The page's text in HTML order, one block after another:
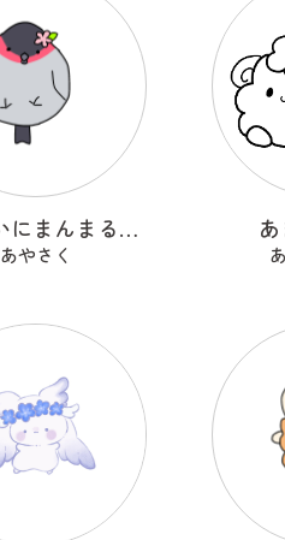
嘘みたいにまんまるなウソ
あやさく